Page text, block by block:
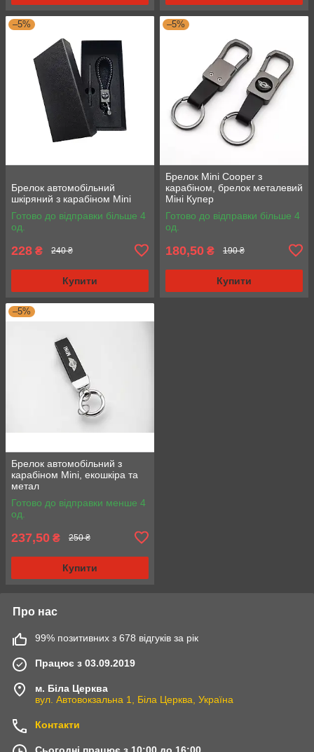
–5%
Брелок автомобільний
шкіряний з карабіном Mini
Готово до відправки більше 4
од.
228 ₴ 240 ₴
Купити
–5%
Брелок Mini Cooper з
карабіном, брелок металевий
Міні Купер
Готово до відправки більше 4
од.
180,50 ₴ 190 ₴
Купити
–5%
Брелок автомобільний з
карабіном Mini, екошкіра та
метал
Готово до відправки менше 4
од.
237,50 ₴ 250 ₴
Купити
Про нас
99% позитивних з 678 відгуків за рік
Працює з 03.09.2019
м. Біла Церква
вул. Автовокзальна 1, Біла Церква, Україна
Контакти